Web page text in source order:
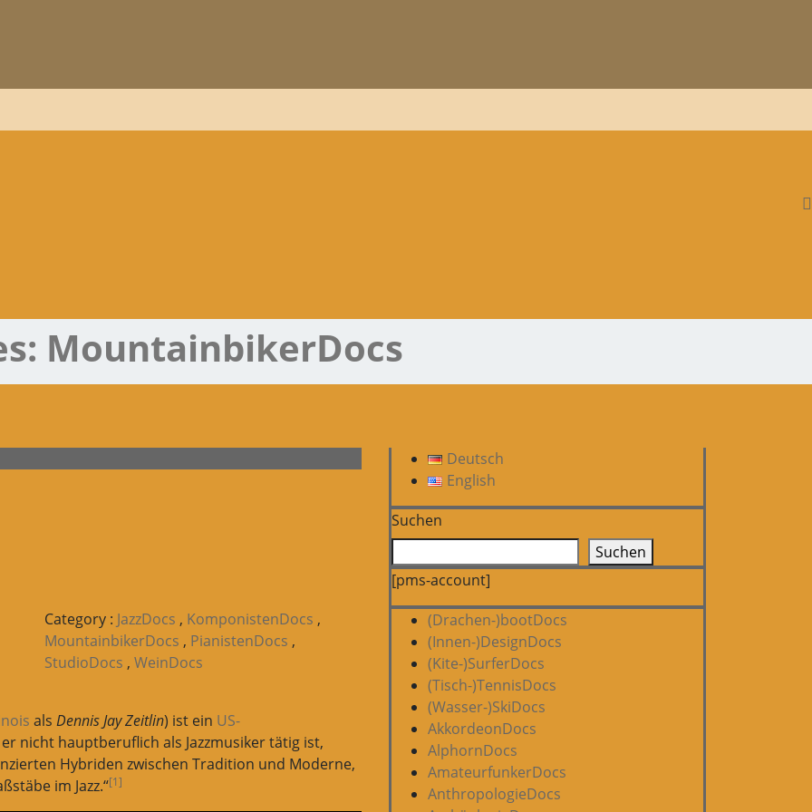
MountainbikerDocs
Category : JazzDocs , KomponistenDocs ,
MountainbikerDocs , PianistenDocs ,
StudioDocs , WeinDocs
als Dennis Jay Zeitlin) ist ein US-
nicht hauptberuflich als Jazzmusiker tätig ist,
Hybriden zwischen Tradition und Moderne,
im Jazz.“[1]
Deutsch
English
Suchen
Suchen
[pms-account]
(Drachen-)bootDocs
(Innen-)DesignDocs
(Kite-)SurferDocs
(Tisch-)TennisDocs
(Wasser-)SkiDocs
AkkordeonDocs
AlphornDocs
AmateurfunkerDocs
AnthropologieDocs